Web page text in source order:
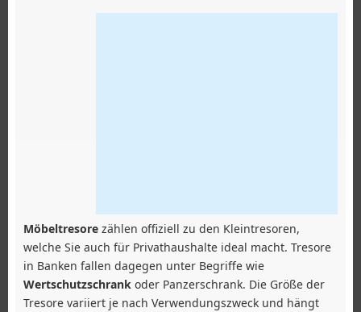
Möbeltresore zählen offiziell zu den Kleintresoren,
welche Sie auch für Privathaushalte ideal macht. Tresore
in Banken fallen dagegen unter Begriffe wie
Wertschutzschrank oder Panzerschrank. Die Größe der
Tresore variiert je nach Verwendungszweck und hängt